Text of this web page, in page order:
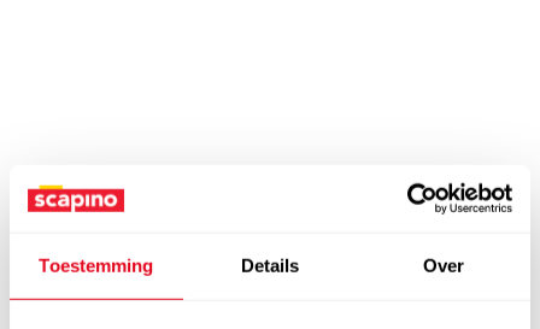
Toestemming Details Over